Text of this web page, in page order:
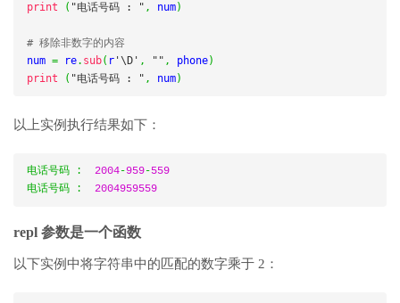
print
( "电话号码 : " , num)
# 移除非数字的内容
num = re. sub( r '\D' , "" , phone)
print
( "电话号码 : " , num)
以上实例执行结果如下：
电话号码 : 2004-959-559
电话号码
: 2004959559
repl 参数是一个函数
以下实例中将字符串中的匹配的数字乘于 2：